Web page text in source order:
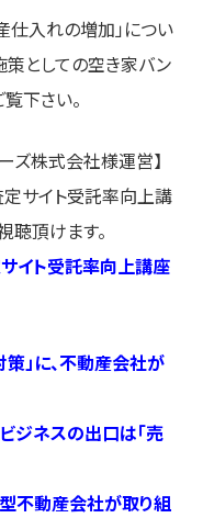
仕入れの増加」につい
策としての空き家バン
下さい。
ズ株式会社様運営】
サイト受託率向上講
聴頂けます。
イト受託率向上講座
」に、不動産会社が
ジネスの出口は「売
不動産会社が取り組